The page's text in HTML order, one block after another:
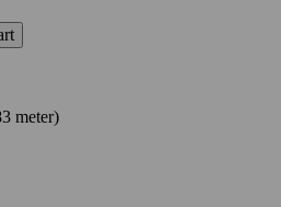
meter)